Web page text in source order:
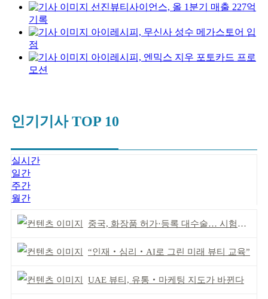
선진뷰티사이언스, 올 1분기 매출 227억
기록
아이레시피, 무신사 성수 메가스토어 입
점
아이레시피, 엔믹스 지우 포토카드 프로
모션
인기기사 TOP 10
실시간
일간
주간
월간
중국, 화장품 허가·등록 대수술… 시험자료 공용 허용
“인재‧심리‧AI로 그린 미래 뷰티 교육”
UAE 뷰티, 유통‧마케팅 지도가 바뀐다